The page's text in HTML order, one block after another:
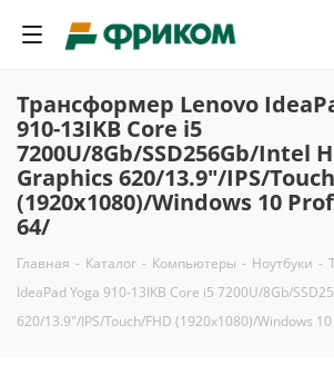
Трансформер Lenovo
910-13IKB Core i5
7200U/8Gb/SSD256Gb/Intel
Graphics 620/13.9"/IPS/
(1920x1080)/Windows 10
64/
Главная - Каталог - Компьютеры - Ноутбуки -
IdeaPad Yoga 910-13IKB Core i5 7200U/8Gb/
620/13.9"/IPS/Touch/FHD (1920x1080)/Windows